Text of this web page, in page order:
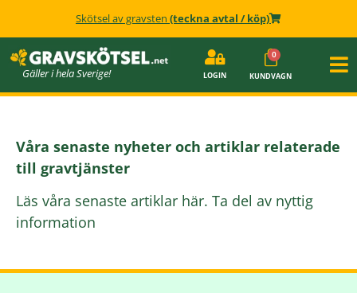
Skötsel av gravsten (teckna avtal / köp)
Gäller i hela Sverige! LOGIN KUNDVAGN
Våra senaste nyheter och artiklar relaterade
till gravtjänster
Läs våra senaste artiklar här. Ta del av nyttig
information